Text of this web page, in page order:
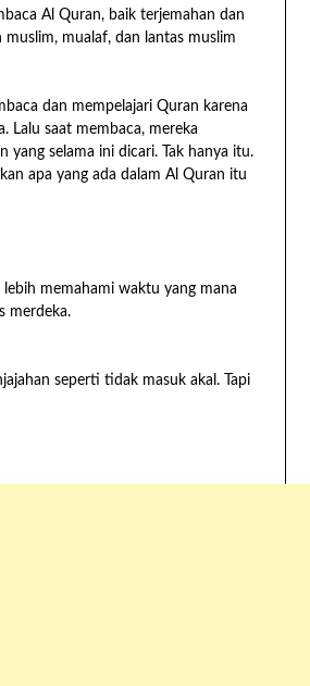
Al Quran, baik terjemahan dan
mualaf, dan lantas muslim
dan mempelajari Quran karena
Lalu saat membaca, mereka
yang selama ini dicari. Tak hanya itu.
apa yang ada dalam Al Quran itu
memahami waktu yang mana
merdeka.
seperti tidak masuk akal. Tapi